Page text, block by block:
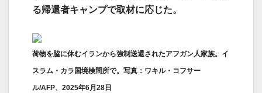
る帰還者キャンプで取材に応じた。
荷物を脇に休むイランから強制送還されたアフガン人家族。イ
スラム・カラ国境検問所で。写真：ワキル・コフサー
ル/AFP、2025年6月28日